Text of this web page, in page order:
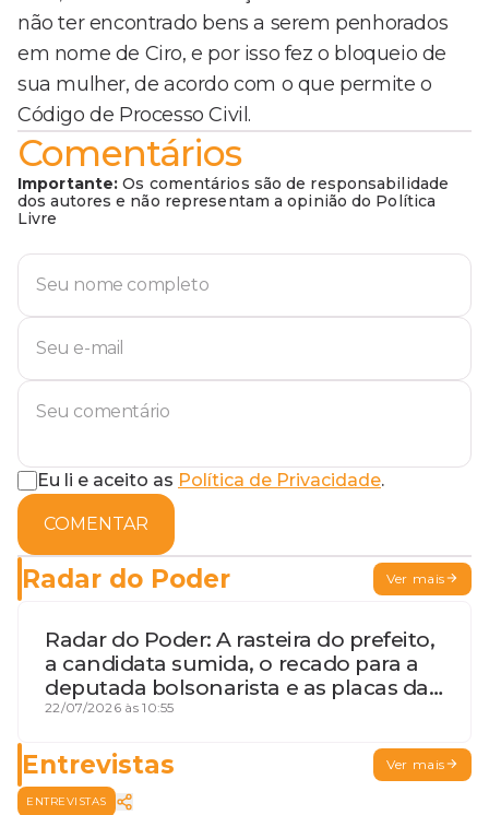
não ter encontrado bens a serem penhorados
em nome de Ciro, e por isso fez o bloqueio de
sua mulher, de acordo com o que permite o
Código de Processo Civil.
Comentários
Importante: Os comentários são de responsabilidade
dos autores e não representam a opinião do Política
Livre
Eu li e aceito as Política de Privacidade.
COMENTAR
Radar do Poder Ver mais
Radar do Poder: A rasteira do prefeito,
a candidata sumida, o recado para a
deputada bolsonarista e as placas da
discórdia
22/07/2026 às 10:55
Entrevistas Ver mais
ENTREVISTAS